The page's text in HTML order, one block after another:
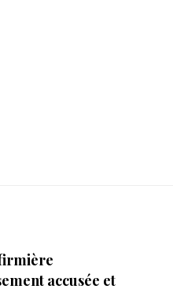
accusée et